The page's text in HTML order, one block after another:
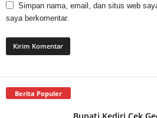
Simpan nama, email, dan situs web
saya berkomentar.
Berita Populer